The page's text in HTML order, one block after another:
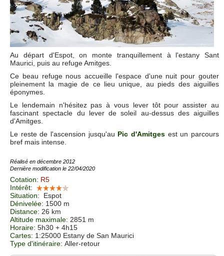
Au départ d'Espot, on monte tranquillement à l'estany Sant
Maurici, puis au refuge Amitges.
Ce beau refuge nous accueille l'espace d'une nuit pour gouter
pleinement la magie de ce lieu unique, au pieds des aiguilles
éponymes.
Le lendemain n'hésitez pas à vous lever tôt pour assister au
fascinant spectacle du lever de soleil au-dessus des aiguilles
d'Amitges.
Le reste de l'ascension jusqu'au Pic d'Amitges est un parcours
bref mais intense.
Réalisé en décembre 2012
Dernière modification le 22/04/2020
Cotation: R5
Intérêt:
Situation:
Espot
Dénivelée: 1500 m
Distance: 26 km
Altitude maximale: 2851 m
Horaire: 5h30 + 4h15
Cartes: 1:25000 Estany de San Maurici
Type d'itinéraire: Aller-retour